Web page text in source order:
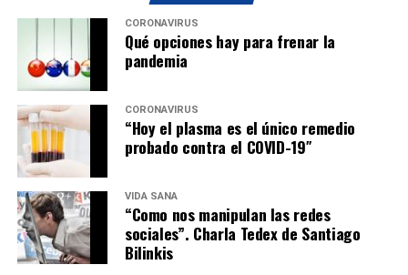
CORONAVIRUS
Qué opciones hay para frenar la
pandemia
CORONAVIRUS
“Hoy el plasma es el único remedio
probado contra el COVID-19″
VIDA SANA
“Como nos manipulan las redes
sociales”. Charla Tedex de Santiago
Bilinkis